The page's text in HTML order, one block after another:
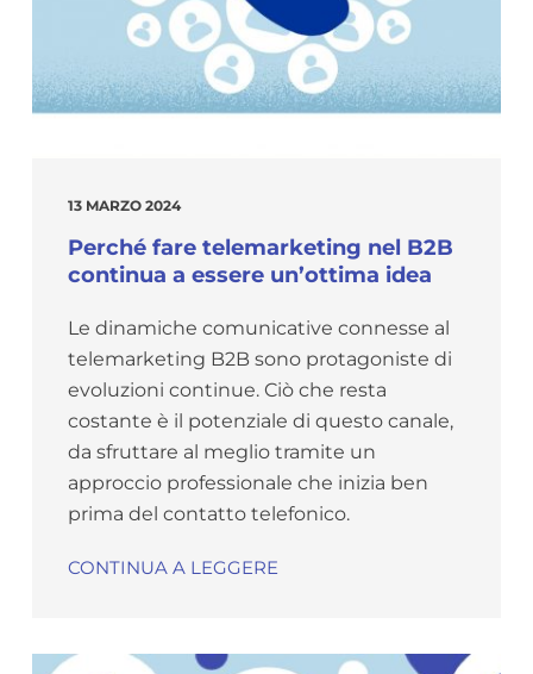
13 MARZO 2024
Perché fare telemarketing nel B2B
continua a essere un’ottima idea
Le dinamiche comunicative connesse al
telemarketing B2B sono protagoniste di
evoluzioni continue. Ciò che resta
costante è il potenziale di questo canale,
da sfruttare al meglio tramite un
approccio professionale che inizia ben
prima del contatto telefonico.
CONTINUA A LEGGERE